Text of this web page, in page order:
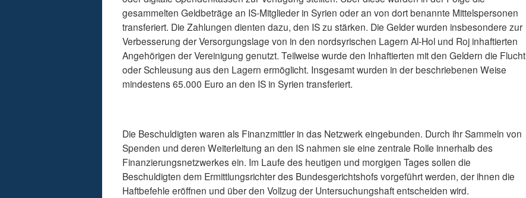
gesammelten Geldbeträge an IS-Mitglieder in Syrien oder an von dort benannte Mittelspersonen
transferiert. Die Zahlungen dienten dazu, den IS zu stärken. Die Gelder wurden insbesondere zur
Verbesserung der Versorgungslage von in den nordsyrischen Lagern Al-Hol und Roj inhaftierten
Angehörigen der Vereinigung genutzt. Teilweise wurde den Inhaftierten mit den Geldern die Flucht
oder Schleusung aus den Lagern ermöglicht. Insgesamt wurden in der beschriebenen Weise
mindestens 65.000 Euro an den IS in Syrien transferiert.
Die Beschuldigten waren als Finanzmittler in das Netzwerk eingebunden. Durch ihr Sammeln von
Spenden und deren Weiterleitung an den IS nahmen sie eine zentrale Rolle innerhalb des
Finanzierungsnetzwerkes ein. Im Laufe des heutigen und morgigen Tages sollen die
Beschuldigten dem Ermittlungsrichter des Bundesgerichtshofs vorgeführt werden, der ihnen die
Haftbefehle eröffnen und über den Vollzug der Untersuchungshaft entscheiden wird.